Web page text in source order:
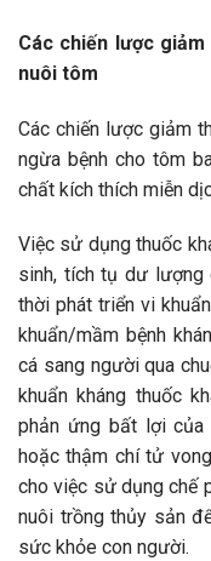
Các chiến lược
nuôi tôm
Các chiến lược giảm
ngừa bệnh cho tôm
chất kích thích miễn
Việc sử dụng thuốc
sinh, tích tụ dư
thời phát triển vi
khuẩn/mầm bệnh
cá sang người qua
khuẩn kháng thuốc
phản ứng bất lợi của
hoặc thậm chí tử
cho việc sử dụng chế
nuôi trồng thủy sản
sức khỏe con người.